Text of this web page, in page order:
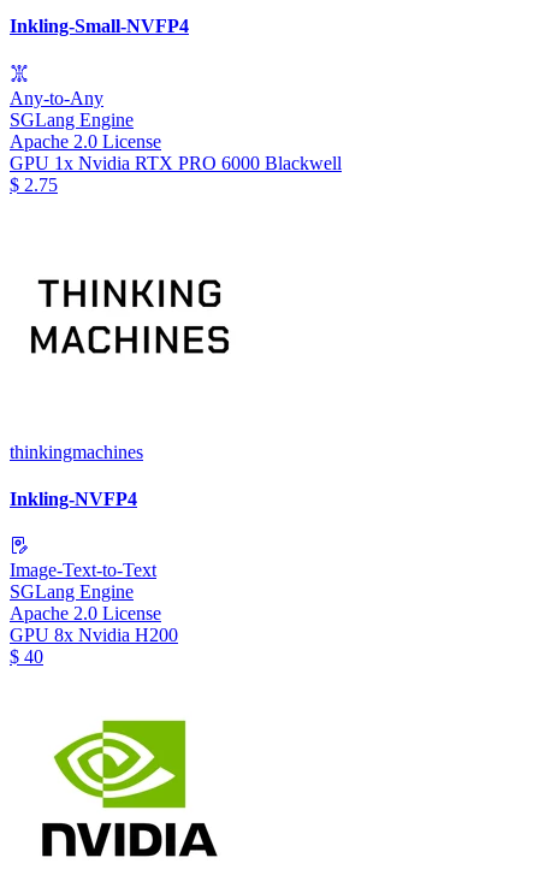
Inkling-Small-NVFP4
Any-to-Any
SGLang Engine
Apache 2.0 License
GPU 1x Nvidia RTX PRO 6000 Blackwell
$ 2.75
thinkingmachines
Inkling-NVFP4
Image-Text-to-Text
SGLang Engine
Apache 2.0 License
GPU 8x Nvidia H200
$ 40